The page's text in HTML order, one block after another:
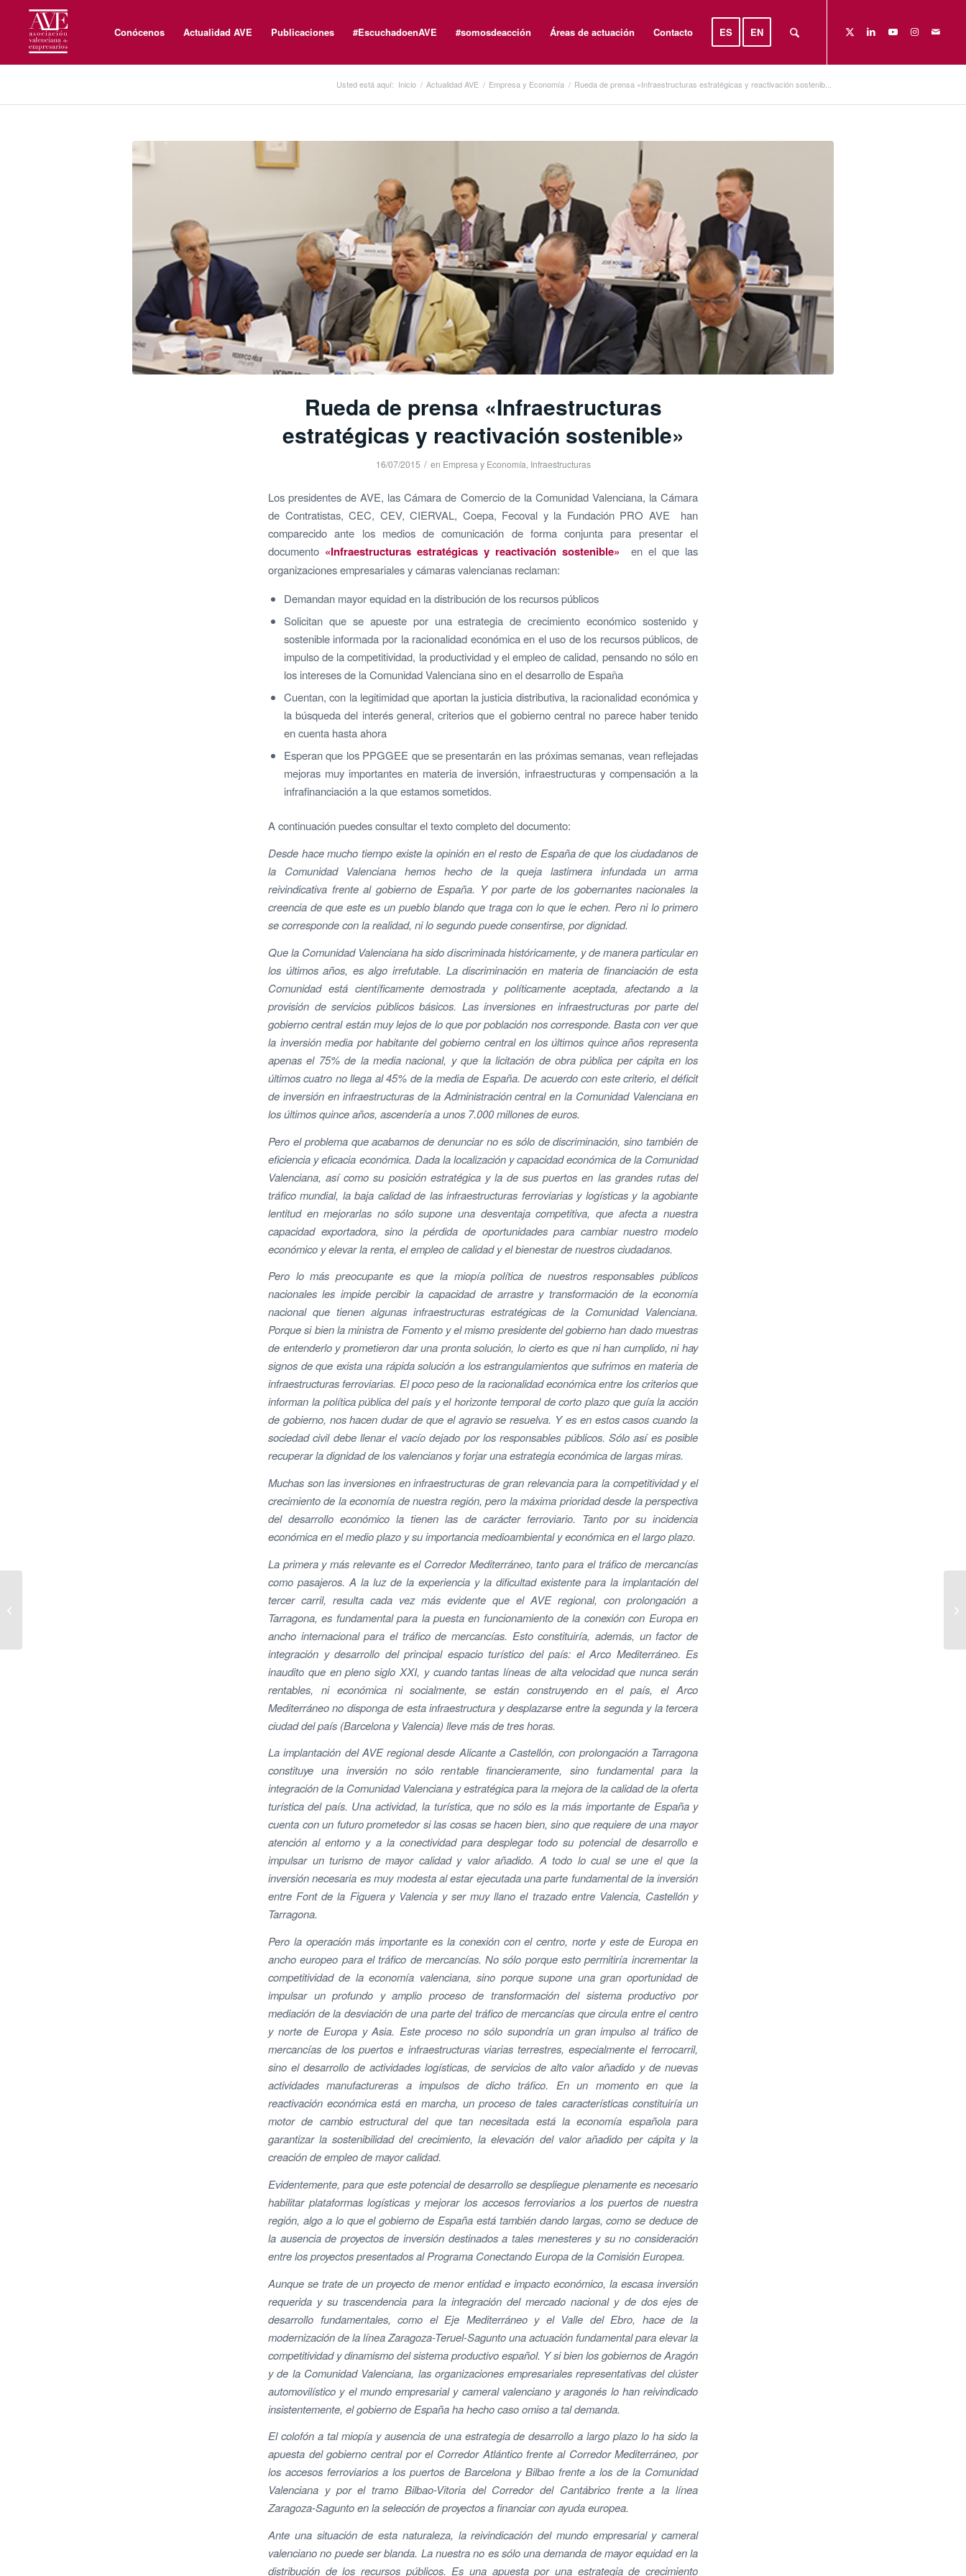
Conócenos Actualidad AVE Publicaciones #EscuchadoenAVE #somosdeacción Áreas de actuación Contacto ES EN
Usted está aquí: Inicio / Actualidad AVE / Empresa y Economía / Rueda de prensa «Infraestructuras estratégicas y reactivación sostenib...
Rueda de prensa «Infraestructuras
estratégicas y reactivación sostenible»
16/07/2015 / en Empresa y Economía, Infraestructuras
Los presidentes de AVE, las Cámara de Comercio de la Comunidad Valenciana, la Cámara
de Contratistas, CEC, CEV, CIERVAL, Coepa, Fecoval y la Fundación PRO AVE han
comparecido ante los medios de comunicación de forma conjunta para presentar el
documento «Infraestructuras estratégicas y reactivación sostenible» en el que las
organizaciones empresariales y cámaras valencianas reclaman:
Demandan mayor equidad en la distribución de los recursos públicos
Solicitan que se apueste por una estrategia de crecimiento económico sostenido y
sostenible informada por la racionalidad económica en el uso de los recursos públicos, de
impulso de la competitividad, la productividad y el empleo de calidad, pensando no sólo en
los intereses de la Comunidad Valenciana sino en el desarrollo de España
Cuentan, con la legitimidad que aportan la justicia distributiva, la racionalidad económica y
la búsqueda del interés general, criterios que el gobierno central no parece haber tenido
en cuenta hasta ahora
Esperan que los PPGGEE que se presentarán en las próximas semanas, vean reflejadas
mejoras muy importantes en materia de inversión, infraestructuras y compensación a la
infrafinanciación a la que estamos sometidos.
A continuación puedes consultar el texto completo del documento:
Desde hace mucho tiempo existe la opinión en el resto de España de que los ciudadanos de
la Comunidad Valenciana hemos hecho de la queja lastimera infundada un arma
reivindicativa frente al gobierno de España. Y por parte de los gobernantes nacionales la
creencia de que este es un pueblo blando que traga con lo que le echen. Pero ni lo primero
se corresponde con la realidad, ni lo segundo puede consentirse, por dignidad.
Que la Comunidad Valenciana ha sido discriminada históricamente, y de manera particular en
los últimos años, es algo irrefutable. La discriminación en materia de financiación de esta
Comunidad está científicamente demostrada y políticamente aceptada, afectando a la
provisión de servicios públicos básicos. Las inversiones en infraestructuras por parte del
gobierno central están muy lejos de lo que por población nos corresponde. Basta con ver que
la inversión media por habitante del gobierno central en los últimos quince años representa
apenas el 75% de la media nacional, y que la licitación de obra pública per cápita en los
últimos cuatro no llega al 45% de la media de España. De acuerdo con este criterio, el déficit
de inversión en infraestructuras de la Administración central en la Comunidad Valenciana en
los últimos quince años, ascendería a unos 7.000 millones de euros.
Pero el problema que acabamos de denunciar no es sólo de discriminación, sino también de
eficiencia y eficacia económica. Dada la localización y capacidad económica de la Comunidad
Valenciana, así como su posición estratégica y la de sus puertos en las grandes rutas del
tráfico mundial, la baja calidad de las infraestructuras ferroviarias y logísticas y la agobiante
lentitud en mejorarlas no sólo supone una desventaja competitiva, que afecta a nuestra
capacidad exportadora, sino la pérdida de oportunidades para cambiar nuestro modelo
económico y elevar la renta, el empleo de calidad y el bienestar de nuestros ciudadanos.
Pero lo más preocupante es que la miopía política de nuestros responsables públicos
nacionales les impide percibir la capacidad de arrastre y transformación de la economía
nacional que tienen algunas infraestructuras estratégicas de la Comunidad Valenciana.
Porque si bien la ministra de Fomento y el mismo presidente del gobierno han dado muestras
de entenderlo y prometieron dar una pronta solución, lo cierto es que ni han cumplido, ni hay
signos de que exista una rápida solución a los estrangulamientos que sufrimos en materia de
infraestructuras ferroviarias. El poco peso de la racionalidad económica entre los criterios que
informan la política pública del país y el horizonte temporal de corto plazo que guía la acción
de gobierno, nos hacen dudar de que el agravio se resuelva. Y es en estos casos cuando la
sociedad civil debe llenar el vacío dejado por los responsables públicos. Sólo así es posible
recuperar la dignidad de los valencianos y forjar una estrategia económica de largas miras.
Muchas son las inversiones en infraestructuras de gran relevancia para la competitividad y el
crecimiento de la economía de nuestra región, pero la máxima prioridad desde la perspectiva
del desarrollo económico la tienen las de carácter ferroviario. Tanto por su incidencia
económica en el medio plazo y su importancia medioambiental y económica en el largo plazo.
La primera y más relevante es el Corredor Mediterráneo, tanto para el tráfico de mercancías
como pasajeros. A la luz de la experiencia y la dificultad existente para la implantación del
tercer carril, resulta cada vez más evidente que el AVE regional, con prolongación a
Tarragona, es fundamental para la puesta en funcionamiento de la conexión con Europa en
ancho internacional para el tráfico de mercancías. Esto constituiría, además, un factor de
integración y desarrollo del principal espacio turístico del país: el Arco Mediterráneo. Es
inaudito que en pleno siglo XXI, y cuando tantas líneas de alta velocidad que nunca serán
rentables, ni económica ni socialmente, se están construyendo en el país, el Arco
Mediterráneo no disponga de esta infraestructura y desplazarse entre la segunda y la tercera
ciudad del país (Barcelona y Valencia) lleve más de tres horas.
La implantación del AVE regional desde Alicante a Castellón, con prolongación a Tarragona
constituye una inversión no sólo rentable financieramente, sino fundamental para la
integración de la Comunidad Valenciana y estratégica para la mejora de la calidad de la oferta
turística del país. Una actividad, la turística, que no sólo es la más importante de España y
cuenta con un futuro prometedor si las cosas se hacen bien, sino que requiere de una mayor
atención al entorno y a la conectividad para desplegar todo su potencial de desarrollo e
impulsar un turismo de mayor calidad y valor añadido. A todo lo cual se une el que la
inversión necesaria es muy modesta al estar ejecutada una parte fundamental de la inversión
entre Font de la Figuera y Valencia y ser muy llano el trazado entre Valencia, Castellón y
Tarragona.
Pero la operación más importante es la conexión con el centro, norte y este de Europa en
ancho europeo para el tráfico de mercancías. No sólo porque esto permitiría incrementar la
competitividad de la economía valenciana, sino porque supone una gran oportunidad de
impulsar un profundo y amplio proceso de transformación del sistema productivo por
mediación de la desviación de una parte del tráfico de mercancías que circula entre el centro
y norte de Europa y Asia. Este proceso no sólo supondría un gran impulso al tráfico de
mercancías de los puertos e infraestructuras viarias terrestres, especialmente el ferrocarril,
sino el desarrollo de actividades logísticas, de servicios de alto valor añadido y de nuevas
actividades manufactureras a impulsos de dicho tráfico. En un momento en que la
reactivación económica está en marcha, un proceso de tales características constituiría un
motor de cambio estructural del que tan necesitada está la economía española para
garantizar la sostenibilidad del crecimiento, la elevación del valor añadido per cápita y la
creación de empleo de mayor calidad.
Evidentemente, para que este potencial de desarrollo se despliegue plenamente es necesario
habilitar plataformas logísticas y mejorar los accesos ferroviarios a los puertos de nuestra
región, algo a lo que el gobierno de España está también dando largas, como se deduce de
la ausencia de proyectos de inversión destinados a tales menesteres y su no consideración
entre los proyectos presentados al Programa Conectando Europa de la Comisión Europea.
Aunque se trate de un proyecto de menor entidad e impacto económico, la escasa inversión
requerida y su trascendencia para la integración del mercado nacional y de dos ejes de
desarrollo fundamentales, como el Eje Mediterráneo y el Valle del Ebro, hace de la
modernización de la línea Zaragoza-Teruel-Sagunto una actuación fundamental para elevar la
competitividad y dinamismo del sistema productivo español. Y si bien los gobiernos de Aragón
y de la Comunidad Valenciana, las organizaciones empresariales representativas del clúster
automovilístico y el mundo empresarial y cameral valenciano y aragonés lo han reivindicado
insistentemente, el gobierno de España ha hecho caso omiso a tal demanda.
El colofón a tal miopía y ausencia de una estrategia de desarrollo a largo plazo lo ha sido la
apuesta del gobierno central por el Corredor Atlántico frente al Corredor Mediterráneo, por
los accesos ferroviarios a los puertos de Barcelona y Bilbao frente a los de la Comunidad
Valenciana y por el tramo Bilbao-Vitoria del Corredor del Cantábrico frente a la línea
Zaragoza-Sagunto en la selección de proyectos a financiar con ayuda europea.
Ante una situación de esta naturaleza, la reivindicación del mundo empresarial y cameral
valenciano no puede ser blanda. La nuestra no es sólo una demanda de mayor equidad en la
distribución de los recursos públicos. Es una apuesta por una estrategia de crecimiento